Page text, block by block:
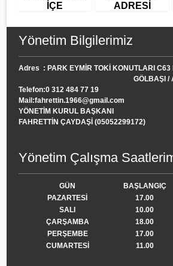
İÇE
ADRESİ
Yönetim Bilgilerimiz
Adres : PARK EYMİR TOKİ KONUTLARI C63
GÖLBAŞI /
Telefon:0 312 484 77 19
Mail:fahrettin.1966@gmail.com
YÖNETİM KURUL BAŞKANI
FAHRETTİN ÇAYDAŞİ (05052299172)
Yönetim Çalışma
GÜN BAŞLANGIÇ
PAZARTESİ
17.00
SALI
10.00
ÇARŞAMBA
18.00
PERŞEMBE
17.00
CUMARTESİ
11.00